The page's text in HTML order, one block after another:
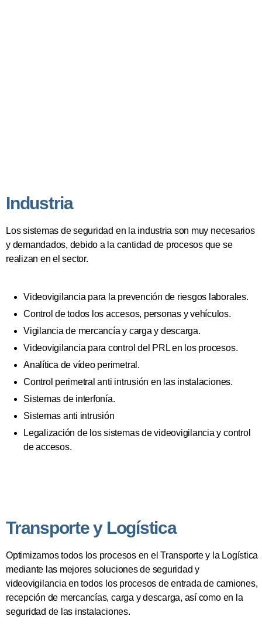
Industria
Los sistemas de seguridad en la industria son muy necesarios
y demandados, debido a la cantidad de procesos que se
realizan en el sector.
Videovigilancia para la prevención de riesgos laborales.
Control de todos los accesos, personas y vehículos.
Vigilancia de mercancía y carga y descarga.
Videovigilancia para control del PRL en los procesos.
Analítica de vídeo perimetral.
Control perimetral anti intrusión en las instalaciones.
Sistemas de interfonía.
Sistemas anti intrusión
Legalización de los sistemas de videovigilancia y control
de accesos.
Transporte y Logística
Optimizamos todos los procesos en el Transporte y la Logística
mediante las mejores soluciones de seguridad y
videovigilancia en todos los procesos de entrada de camiones,
recepción de mercancías, carga y descarga, así como en la
seguridad de las instalaciones.